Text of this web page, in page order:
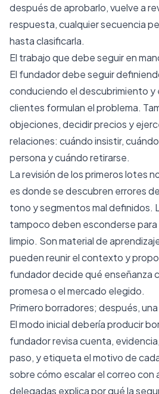
después de aprobarlo, vuelve a
respuesta, cualquier secuencia
hasta clasificarla.
El trabajo que debe seguir en
El fundador debe seguir
conduciendo el descubrimiento y
clientes formulan el problema.
objeciones, decidir precios y
relaciones: cuándo insistir,
persona y cuándo retirarse.
La revisión de los primeros lotes
es donde se descubren errores
tono y segmentos mal definidos.
tampoco deben esconderse para
limpio. Son material de
pueden reunir el contexto y
fundador decide qué enseñanza
promesa o el mercado elegido.
Primero borradores; después,
El modo inicial debería producir
fundador revisa cuenta,
paso, y etiqueta el motivo de
sobrecómo escalar el correo con
delegadas explica por qué la